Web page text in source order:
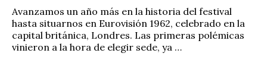
Avanzamos un año más en la historia del festival
hasta situarnos en Eurovisión 1962, celebrado en la
capital británica, Londres. Las primeras polémicas
vinieron a la hora de elegir sede, ya …